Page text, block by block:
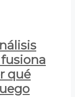
qué